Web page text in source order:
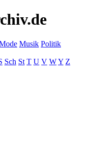
Musik Politik
Sch St T U V WY Z